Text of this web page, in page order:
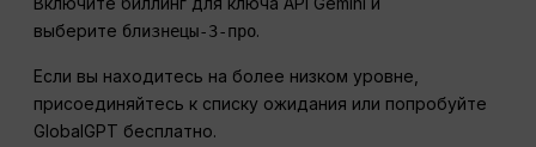
выберите близнецы-3-про.
Если вы находитесь на более низком уровне,
присоединяйтесь к списку ожидания или попробуйте
GlobalGPT бесплатно.